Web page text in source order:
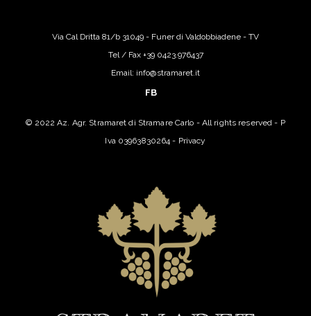
Via Cal Dritta 81/b 31049 - Funer di Valdobbiadene - TV
Tel / Fax +39 0423.976437
Email: info@stramaret.it
FB
© 2022 Az. Agr. Stramaret di Stramare Carlo - All rights reserved - P
Iva 03963830264 - Privacy